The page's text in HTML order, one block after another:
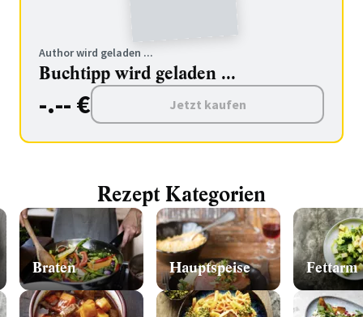
Author wird geladen ...
Buchtipp wird geladen ...
-.-- € Jetzt kaufen
Rezept Kategorien
Braten Hauptspeise Fettarm